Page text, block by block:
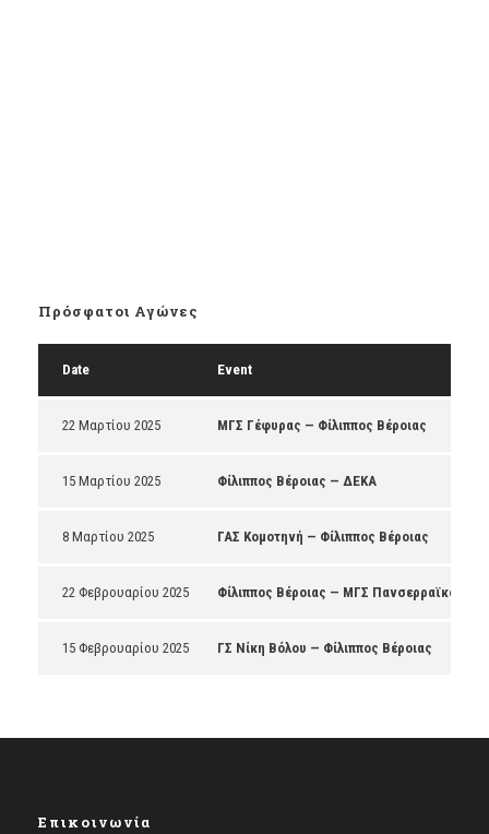
Πρόσφατοι Αγώνες
Date Event
22 Μαρτίου 2025 ΜΓΣ Γέφυρας — Φίλιππος Βέροιας
15 Μαρτίου 2025 Φίλιππος Βέροιας — ΔΕΚΑ
8 Μαρτίου 2025 ΓΑΣ Κομοτηνή — Φίλιππος Βέροιας
22 Φεβρουαρίου 2025 Φίλιππος Βέροιας — ΜΓΣ Πανσερραϊκός
15 Φεβρουαρίου 2025 ΓΣ Νίκη Βόλου — Φίλιππος Βέροιας
Επικοινωνία